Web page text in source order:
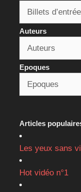
Auteurs
Epoques
Articles
Les yeux sans
Hot vidéo n°1